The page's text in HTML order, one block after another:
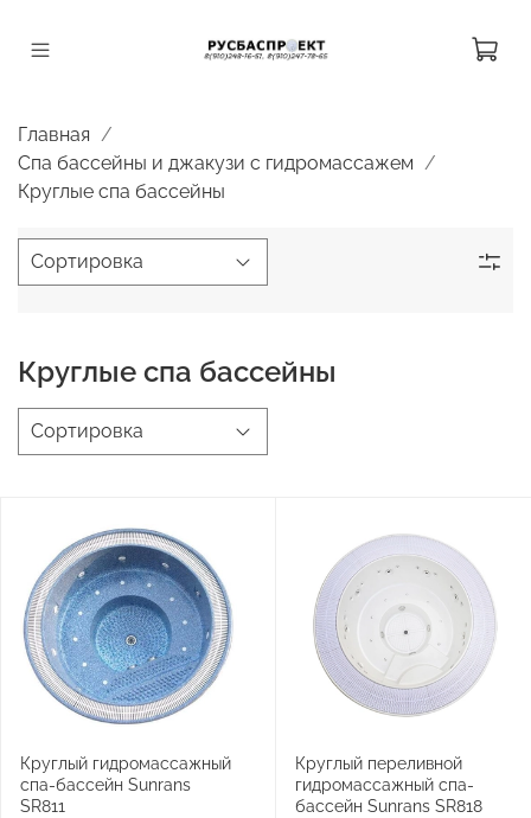
Главная
Спа бассейны и джакузи с гидромассажем
Круглые спа бассейны
Круглые спа бассейны
Круглый гидромассажный
спа-бассейн Sunrans
SR811
Круглый переливной
гидромассажный спа-
бассейн Sunrans SR818